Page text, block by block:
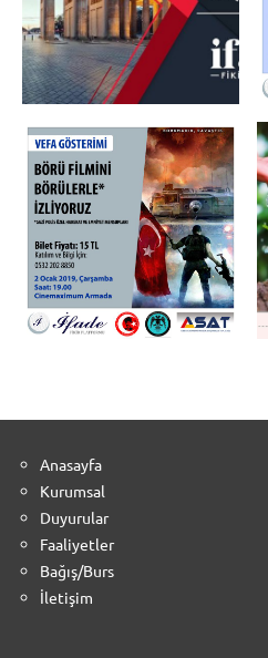
Anasayfa
Kurumsal
Duyurular
Faaliyetler
Bağış/Burs
İletişim